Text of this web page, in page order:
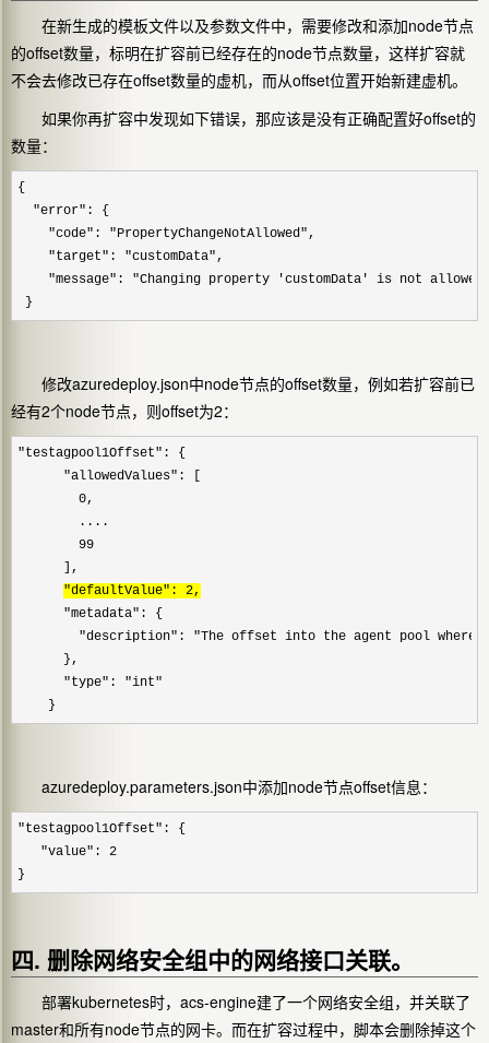
在新生成的模板文件以及参数文件中，需要修改和添加node节点
的offset数量，标明在扩容前已经存在的node节点数量，这样扩容就
不会去修改已存在offset数量的虚机，而从offset位置开始新建虚机。
如果你再扩容中发现如下错误，那应该是没有正确配置好offset的
数量：
{
  "error": {
    "code": "PropertyChangeNotAllowed",
    "target": "customData",
"message": "Changing property 'customData' is not
}
修改azuredeploy.json中node节点的offset数量，例如若扩容前已
经有2个node节点，则offset为2：
"testagpool1Offset": {
      "allowedValues": [
        0,
        ....
        99
      ],
"defaultValue": 2,
      "metadata": {
"description": "The offset into the agent pool
      },
      "type": "int"
    }
azuredeploy.parameters.json中添加node节点offset信息：
"testagpool1Offset": {
   "value": 2
}
四. 删除网络安全组中的网络接口关联。
部署kubernetes时，acs-engine建了一个网络安全组，并关联了
master和所有node节点的网卡。而在扩容过程中，脚本会删除掉这个